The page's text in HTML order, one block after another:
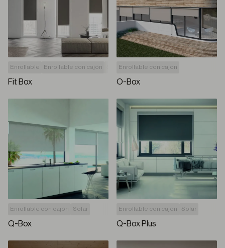
Enrollable Enrollable con cajón Sin perforar carpintería
Fit Box
Enrollable con cajón
O-Box
Enrollable con cajón Solar
Q-Box
Enrollable con cajón Solar
Q-Box Plus